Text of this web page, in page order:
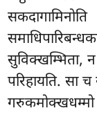
सुविक्खम्भिता,
परिहायति. सा